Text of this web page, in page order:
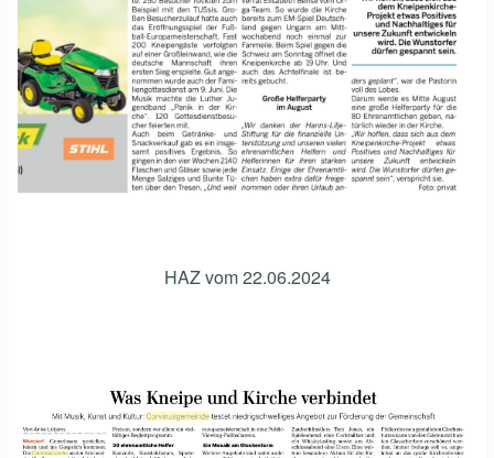
HAZ vom 22.06.2024